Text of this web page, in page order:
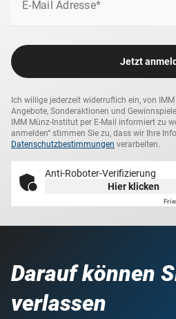
rund 49 Sprachen übersetzt
Maße
Gewicht
Lieferzeit
E-Mail Adresse*
Jetzt
Ich willige jederzeit widerruflich ein, von
Angebote, Sonderaktionen und
IMM Münz-Institut per E-Mail informiert zu
anmelden“ stimmen Sie zu, dass wir Ihre
Datenschutzbestimmungen verarbeiten.
Anti-Roboter-Verifizierung
Hier klicken
Darauf können
verlassen